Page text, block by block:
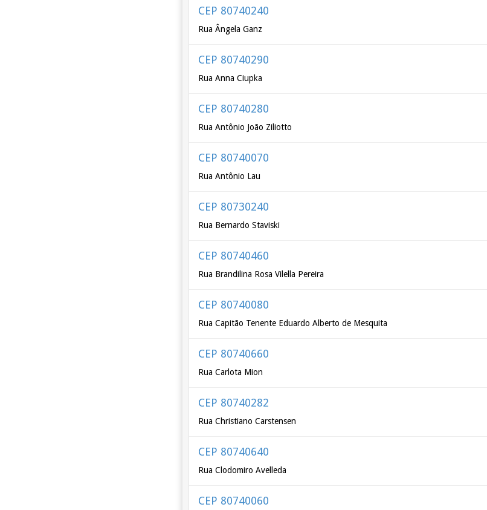
CEP 80740240
Rua Ângela Ganz
CEP 80740290
Rua Anna Ciupka
CEP 80740280
Rua Antônio João Ziliotto
CEP 80740070
Rua Antônio Lau
CEP 80730240
Rua Bernardo Staviski
CEP 80740460
Rua Brandilina Rosa Vilella Pereira
CEP 80740080
Rua Capitão Tenente Eduardo Alberto de Mesquita
CEP 80740660
Rua Carlota Mion
CEP 80740282
Rua Christiano Carstensen
CEP 80740640
Rua Clodomiro Avelleda
CEP 80740060